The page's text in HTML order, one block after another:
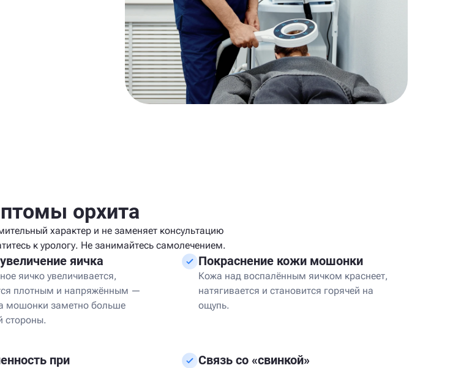
орхита
характер и не заменяет консультацию
к урологу. Не занимайтесь самолечением.
яичка
яичко увеличивается,
плотным и напряжённым —
мошонки заметно больше
стороны.
Покраснение кожи мошонки
Кожа над воспалённым яичком краснеет,
натягивается и становится горячей на
ощупь.
при
Связь со «свинкой»